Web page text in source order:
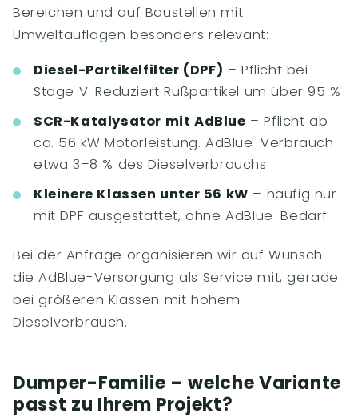
Bereichen und auf Baustellen mit
Umweltauflagen besonders relevant:
Diesel-Partikelfilter (DPF) – Pflicht bei
Stage V. Reduziert Rußpartikel um über 95 %
SCR-Katalysator mit AdBlue – Pflicht ab
ca. 56 kW Motorleistung. AdBlue-Verbrauch
etwa 3–8 % des Dieselverbrauchs
Kleinere Klassen unter 56 kW – häufig nur
mit DPF ausgestattet, ohne AdBlue-Bedarf
Bei der Anfrage organisieren wir auf Wunsch
die AdBlue-Versorgung als Service mit, gerade
bei größeren Klassen mit hohem
Dieselverbrauch.
Dumper-Familie – welche Variante
passt zu Ihrem Projekt?